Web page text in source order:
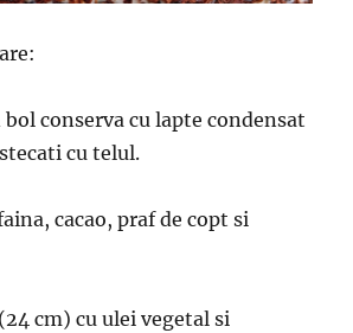
conserva cu lapte condensat
cu telul.
cacao, praf de copt si
cm) cu ulei vegetal si